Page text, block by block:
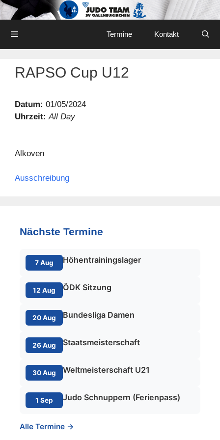
Skip
to
content
Termine Kontakt
RAPSO Cup U12
Datum: 01/05/2024
Uhrzeit: All Day
Alkoven
Ausschreibung
Nächste Termine
7 Aug Höhentrainingslager
12 Aug ÖDK Sitzung
20 Aug Bundesliga Damen
26 Aug Staatsmeisterschaft
30 Aug Weltmeisterschaft U21
1 Sep Judo Schnuppern (Ferienpass)
Alle Termine →